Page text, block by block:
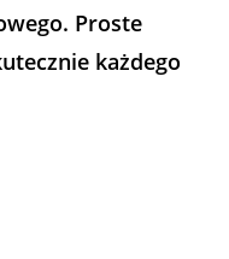
Proste
każdego